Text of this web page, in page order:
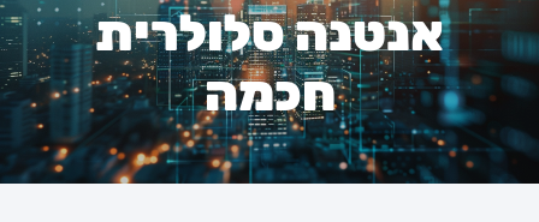
אנטנה סלולרית
חכמה